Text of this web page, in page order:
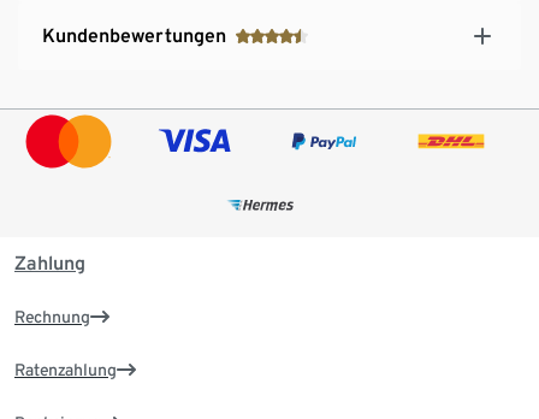
Kundenbewertungen
Zahlung
Rechnung
Ratenzahlung